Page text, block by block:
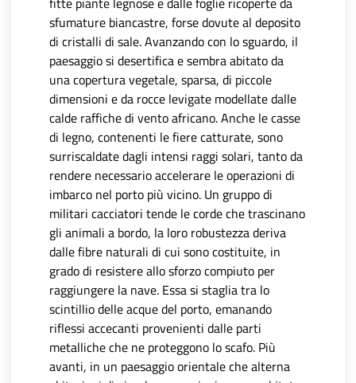
sfumature biancastre, forse dovute al deposito
di cristalli di sale. Avanzando con lo sguardo, il
paesaggio si desertifica e sembra abitato da
una copertura vegetale, sparsa, di piccole
dimensioni e da rocce levigate modellate dalle
calde raffiche di vento africano. Anche le casse
di legno, contenenti le fiere catturate, sono
surriscaldate dagli intensi raggi solari, tanto da
rendere necessario accelerare le operazioni di
imbarco nel porto più vicino. Un gruppo di
militari cacciatori tende le corde che trascinano
gli animali a bordo, la loro robustezza deriva
dalle fibre naturali di cui sono costituite, in
grado di resistere allo sforzo compiuto per
raggiungere la nave. Essa si staglia tra lo
scintillio delle acque del porto, emanando
riflessi accecanti provenienti dalle parti
metalliche che ne proteggono lo scafo. Più
avanti, in un paesaggio orientale che alterna